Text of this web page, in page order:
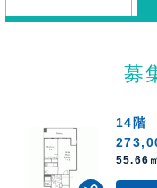
募
14階
55.66